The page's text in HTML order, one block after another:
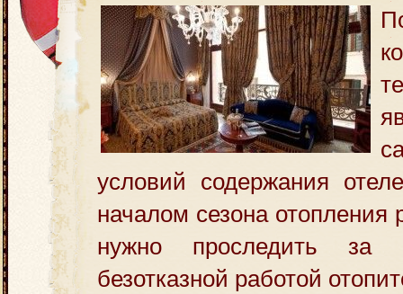
условий содержания
началом сезона отопления
нужно проследить за
безотказной работой